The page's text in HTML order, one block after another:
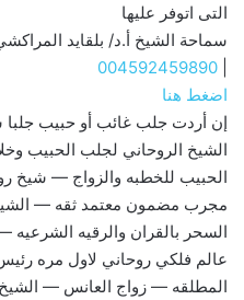
التى اتوفر عليها
سماحة الشيخ أ.د/ بلقايد
004592459890
اضغط هنا
إن أردت جلب غائب أو حبيب جلبا
الشيخ الروحاني لجلب الحبيب
الحبيب للخطبه والزواج — شيخ
مجرب مضمون معتمد ثقه — الشيخ
السحر بالقران والرقيه
عالم فلكي روحاني لاول مره
المطلقه — زواج العانس — الشيخ